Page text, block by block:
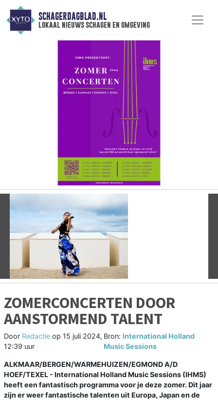
SCHAGERDAGBLAD.NL
lokaal nieuws schagen en omgeving
Vorige
ZOMERCONCERTEN DOOR
AANSTORMEND TALENT
Door Redactie op 15 juli 2024,
12:39 uur
Bron: International Holland
Music Sessions
ALKMAAR/BERGEN/WARMEHUIZEN/EGMOND A/D
HOEF/TEXEL - International Holland Music Sessions (IHMS)
heeft een fantastisch programma voor je deze zomer. Dit jaar
zijn er weer fantastische talenten uit Europa, Japan en de